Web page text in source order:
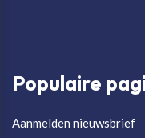
Populaire
Aanmelden nieuwsbrief